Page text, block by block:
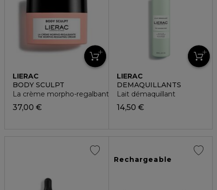
LIERAC
BODY SCULPT
La crème morpho-regalbante
37,00 €
LIERAC
DEMAQUILLANTS
Lait démaquillant
14,50 €
Rechargeable